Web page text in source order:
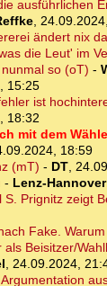
ausführlichen
,
ändert nix
die Leut' im
so (oT) -
15:25
ist
18:32
mit dem
18:59
(mT) - DT,
- Lenz-Hannover
S. Prignitz zeigt
Fake.
als Beisitzer/
, 24.09.2024,